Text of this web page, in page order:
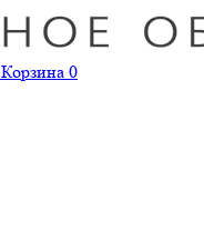
Корзина 0